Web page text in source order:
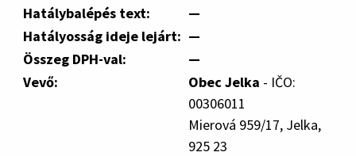
Hatálybalépés text:
—
Hatályosság ideje lejárt: —
Összeg DPH-val:
—
Vevő:
Obec Jelka - IČO:
00306011
Mierová 959/17, Jelka,
925 23